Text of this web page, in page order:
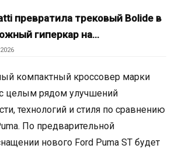
превратила трековый Bolide в
гиперкар на…
компактный кроссовер марки
целым рядом улучшений
технологий и стиля по сравнению
По предварительной
нового Ford Puma ST будет